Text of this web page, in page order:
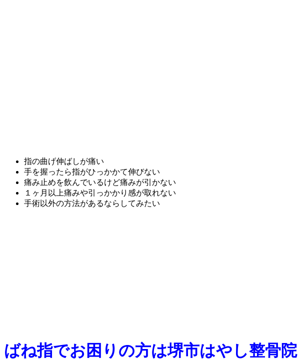
指の曲げ伸ばしが痛い
手を握ったら指がひっかかて伸びない
痛み止めを飲んでいるけど痛みが引かない
１ヶ月以上痛みや引っかかり感が取れない
手術以外の方法があるならしてみたい
ばね指でお困りの方は堺市はやし整骨